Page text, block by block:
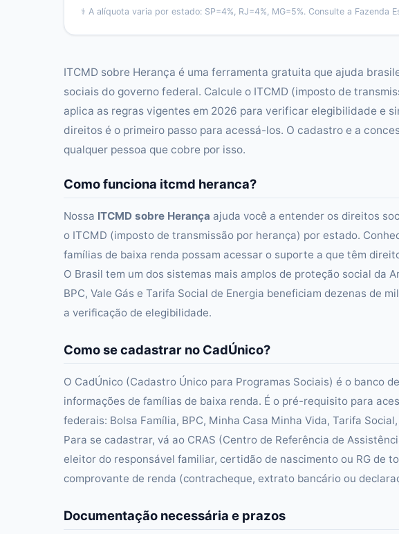
⚕️ A alíquota varia por estado: SP=4%, RJ=4%, MG=5%. Consulte a Fazenda
ITCMD sobre Herança é uma ferramenta gratuita que ajuda
sociais do governo federal. Calcule o ITCMD (imposto de
aplica as regras vigentes em 2026 para verificar elegibilidade e
direitos é o primeiro passo para acessá-los. O cadastro e a
qualquer pessoa que cobre por isso.
Como funciona itcmd heranca?
Nossa ITCMD sobre Herança ajuda você a entender os direitos
o ITCMD (imposto de transmissão por herança) por estado.
famílias de baixa renda possam acessar o suporte a que têm
O Brasil tem um dos sistemas mais amplos de proteção social da
BPC, Vale Gás e Tarifa Social de Energia beneficiam dezenas de
a verificação de elegibilidade.
Como se cadastrar no CadÚnico?
O CadÚnico (Cadastro Único para Programas Sociais) é o banco
informações de famílias de baixa renda. É o pré-requisito para
federais: Bolsa Família, BPC, Minha Casa Minha Vida, Tarifa
Para se cadastrar, vá ao CRAS (Centro de Referência de
eleitor do responsável familiar, certidão de nascimento ou RG de
comprovante de renda (contracheque, extrato bancário ou
Documentação necessária e prazos